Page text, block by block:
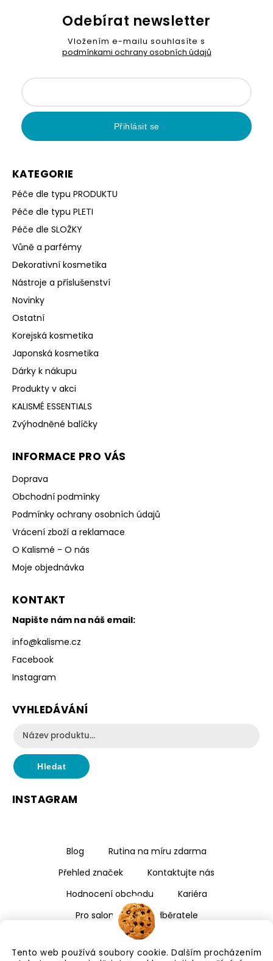
Tento web používá soubory cookie. Dalším procházením
KATEGORIE
Péče dle typu PRODUKTU
Péče dle typu PLETI
Péče dle SLOŽKY
Vůně a parfémy
Dekorativní kosmetika
Nástroje a příslušenství
Novinky
Ostatní
Korejská kosmetika
Japonská kosmetika
Dárky k nákupu
Produkty v akci
KALISMÉ ESSENTIALS
Zvýhodněné balíčky
INFORMACE PRO VÁS
Doprava
Obchodní podmínky
Podmínky ochrany osobních údajů
Vrácení zboží a reklamace
O Kalismé - O nás
Moje objednávka
KONTAKT
Napište nám na náš email:
info@kalisme.cz
Facebook
Instagram
VYHLEDÁVÁNÍ
Hledat
Odebírat newsletter
Vložením e-mailu souhlasíte s
podmínkami ochrany osobních údajů
Přihlásit se
INSTAGRAM
Blog
Rutina na míru zdarma
Přehled značek
Kontaktujte nás
Hodnocení obchodu
Kariéra
Pro salony a velkoodběratele